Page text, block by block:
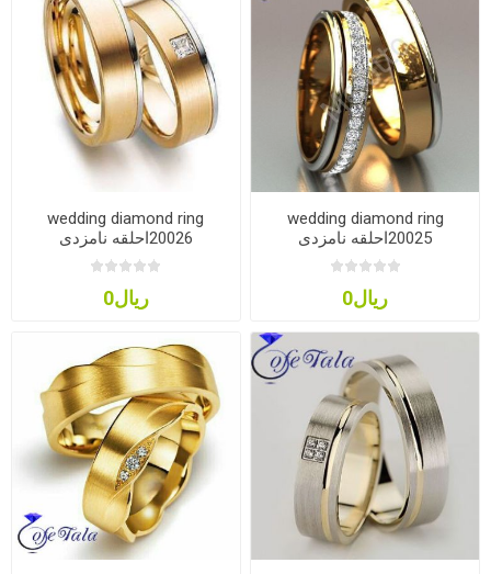
wedding diamond ring
20025احلقه نامزدی
ریال0
wedding diamond ring
20026احلقه نامزدی
ریال0